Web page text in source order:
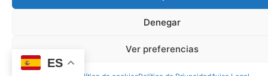
Denegar
Ver preferencias
ES